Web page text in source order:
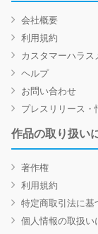
会社概要
利用規約
カスタマーハラ
ヘルプ
お問い合わせ
プレスリリース・
作品の取り扱い
著作権
利用規約
特定商取引法に基
個人情報の取扱い